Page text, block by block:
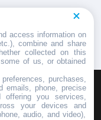
STAMPA
access information on
combine and share
collected on this
of us, or obtained
purchases,
emails, phone, precise
offering you services,
your devices and
audio, and video),